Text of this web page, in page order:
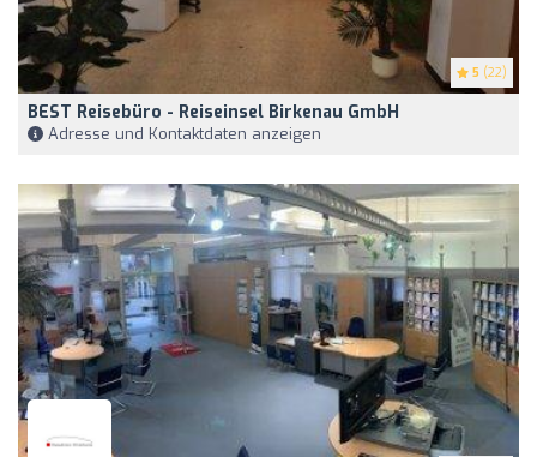
5 (22)
BEST Reisebüro - Reiseinsel Birkenau GmbH
Adresse und Kontaktdaten anzeigen